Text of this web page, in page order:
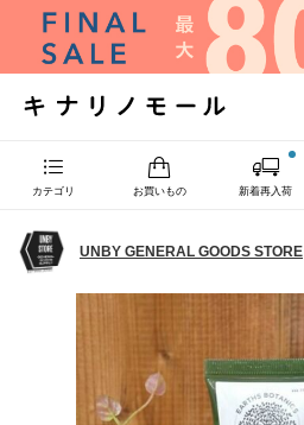
カテゴリ お買いもの 新着再入荷
UNBY GENERAL GOODS STORE